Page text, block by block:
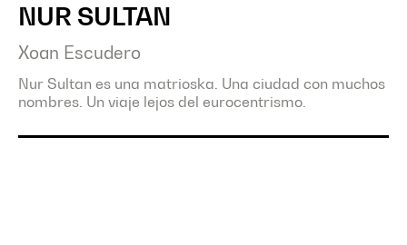
NUR SULTAN
Xoan Escudero
Nur Sultan es una matrioska. Una ciudad con muchos
nombres. Un viaje lejos del eurocentrismo.